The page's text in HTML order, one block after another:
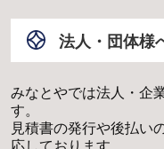
法人・団体様
みなとやでは法人・企
す。
見積書の発行や後払い
応しております。